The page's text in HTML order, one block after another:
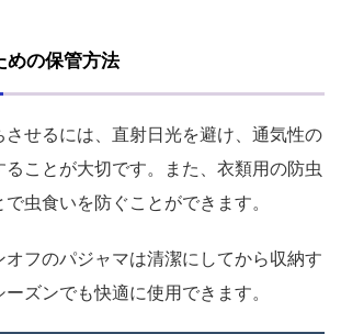
めの保管方法
せるには、直射日光を避け、通気性の
ることが大切です。また、衣類用の防虫
虫食いを防ぐことができます。
オフのパジャマは清潔にしてから収納す
ズンでも快適に使用できます。